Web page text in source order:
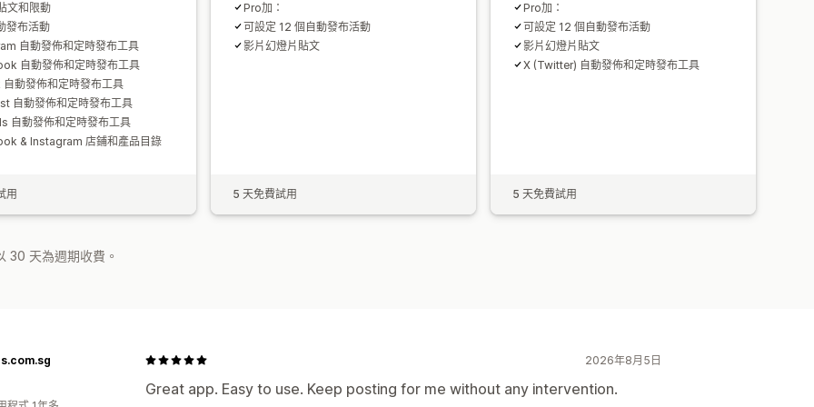
文和限動
發布活動
自動發佈和定時發布工具
自動發佈和定時發布工具
動發佈和定時發布工具
自動發佈和定時發布工具
自動發佈和定時發布工具
& Instagram 店鋪和產品目錄
用
Pro加：
可設定 12 個自動發布活動
影片幻燈片貼文
5 天免費試用
Pro加：
可設定 12 個自動發布活動
影片幻燈片貼文
X (Twitter) 自動發佈和定時發布工具
5 天免費試用
30 天為週期收費。
2026年8月5日
Great app. Easy to use. Keep posting for me without any intervention.